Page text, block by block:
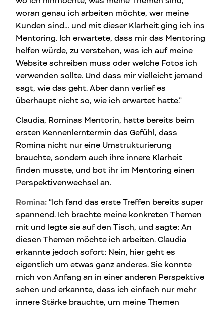
woran genau ich arbeiten möchte, wer meine
Kunden sind… und mit dieser Klarheit ging ich ins
Mentoring. Ich erwartete, dass mir das Mentoring
helfen würde, zu verstehen, was ich auf meine
Website schreiben muss oder welche Fotos ich
verwenden sollte. Und dass mir vielleicht jemand
sagt, wie das geht. Aber dann verlief es
überhaupt nicht so, wie ich erwartet hatte.”
Claudia, Rominas Mentorin, hatte bereits beim
ersten Kennenlerntermin das Gefühl, dass
Romina nicht nur eine Umstrukturierung
brauchte, sondern auch ihre innere Klarheit
finden musste, und bot ihr im Mentoring einen
Perspektivenwechsel an.
Romina: “Ich fand das erste Treffen bereits super
spannend. Ich brachte meine konkreten Themen
mit und legte sie auf den Tisch, und sagte: An
diesen Themen möchte ich arbeiten. Claudia
erkannte jedoch sofort: Nein, hier geht es
eigentlich um etwas ganz anderes. Sie konnte
mich von Anfang an in einer anderen Perspektive
sehen und erkannte, dass ich einfach nur mehr
innere Stärke brauchte, um meine Themen